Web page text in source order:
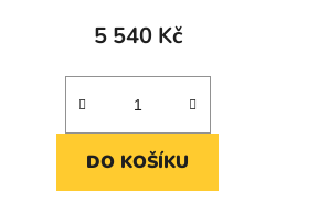
5 540 Kč
DO KOŠÍKU